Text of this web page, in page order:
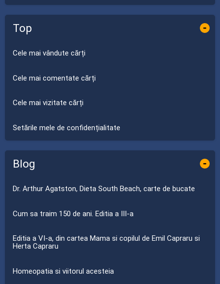
Top -
Cele mai vândute cărți
Cele mai comentate cărți
Cele mai vizitate cărți
Setările mele de confidențialitate
Blog -
Dr. Arthur Agatston, Dieta South Beach, carte de bucate
Cum sa traim 150 de ani. Editia a III-a
Editia a VI-a, din cartea Mama si copilul de Emil Capraru si
Herta Capraru
Homeopatia si viitorul acesteia